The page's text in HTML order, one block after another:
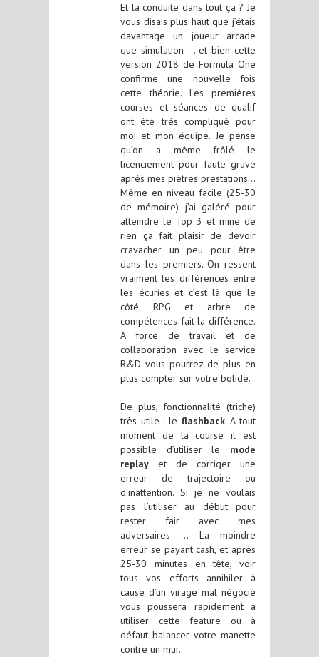
Et la conduite dans tout ça ? Je
vous disais plus haut que j’étais
davantage un joueur arcade
que simulation … et bien cette
version 2018 de Formula One
confirme une nouvelle fois
cette théorie. Les premières
courses et séances de qualif
ont été très compliqué pour
moi et mon équipe. Je pense
qu’on a même frôlé le
licenciement pour faute grave
après mes piètres prestations…
Même en niveau facile (25-30
de mémoire) j’ai galéré pour
atteindre le Top 3 et mine de
rien ça fait plaisir de devoir
cravacher un peu pour être
dans les premiers. On ressent
vraiment les différences entre
les écuries et c’est là que le
côté RPG et arbre de
compétences fait la différence.
A force de travail et de
collaboration avec le service
R&D vous pourrez de plus en
plus compter sur votre bolide.
De plus, fonctionnalité (triche)
très utile : le flashback. A tout
moment de la course il est
possible d’utiliser le mode
replay et de corriger une
erreur de trajectoire ou
d’inattention. Si je ne voulais
pas l’utiliser au début pour
rester fair avec mes
adversaires … La moindre
erreur se payant cash, et après
25-30 minutes en tête, voir
tous vos efforts annihiler à
cause d’un virage mal négocié
vous poussera rapidement à
utiliser cette feature ou à
défaut balancer votre manette
contre un mur.